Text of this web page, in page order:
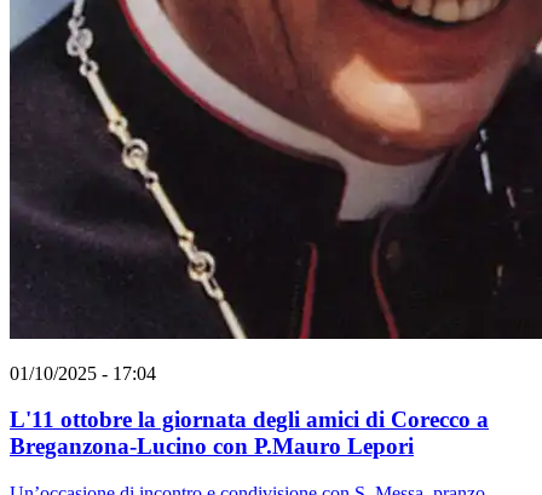
01/10/2025 - 17:04
L'11 ottobre la giornata degli amici di Corecco a
Breganzona-Lucino con P.Mauro Lepori